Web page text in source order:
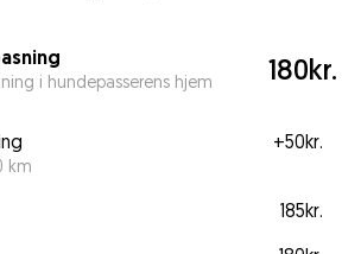
i hundepasserens hjem 180kr.
km
+50kr.
185kr.